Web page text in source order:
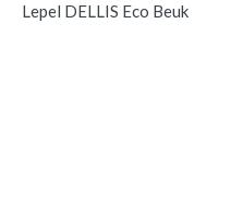
Lepel DELLIS Eco Beuk